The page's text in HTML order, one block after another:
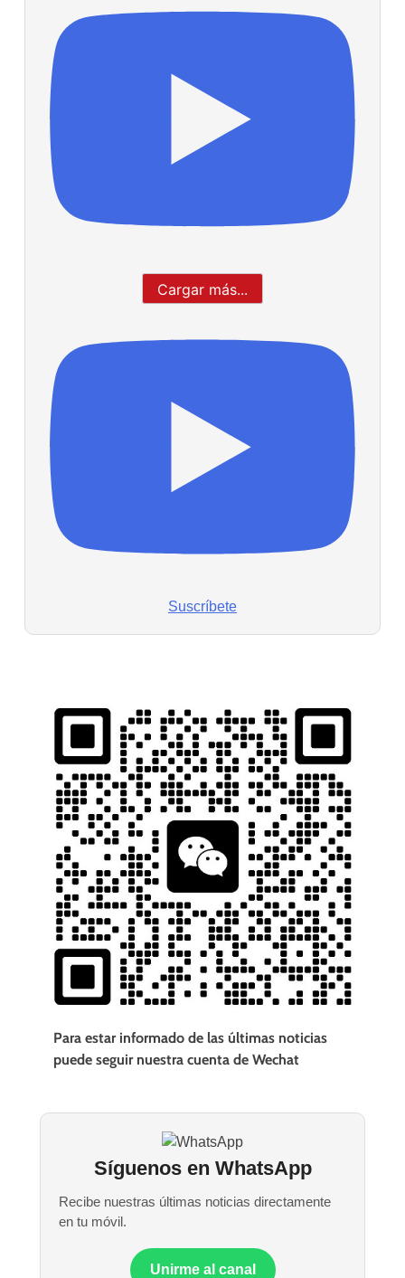
Cargar más...
Suscríbete
Para estar informado de las últimas noticias
puede seguir nuestra cuenta de Wechat
Síguenos en WhatsApp
Recibe nuestras últimas noticias directamente
en tu móvil.
Unirme al canal